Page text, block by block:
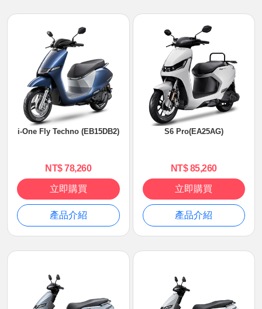
i-One Fly Techno (EB15DB2)
NT$ 78,260
立即購買
產品介紹
S6 Pro(EA25AG)
NT$ 85,260
立即購買
產品介紹